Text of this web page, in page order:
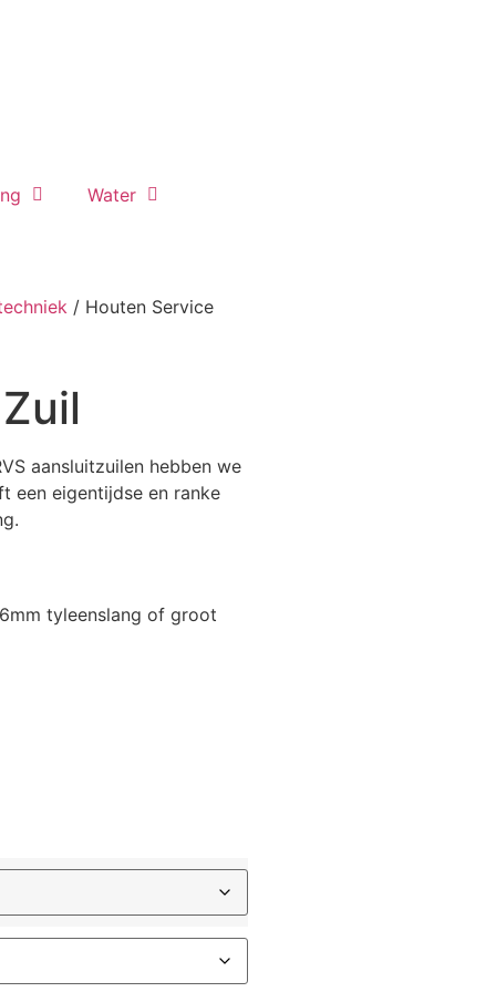
Water
/ Houten Service
aansluitzuilen hebben we
een eigentijdse en ranke
tyleenslang of groot